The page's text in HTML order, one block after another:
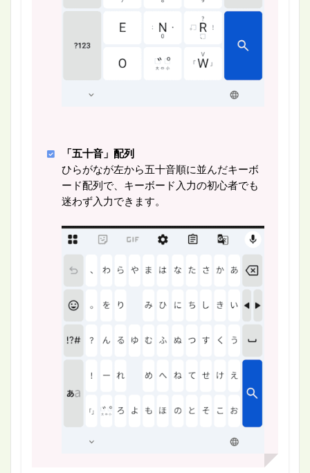
「五十音」配列
ひらがなが左から五十音順に並んだキーボ
ード配列で、キーボード入力の初心者でも
迷わず入力できます。